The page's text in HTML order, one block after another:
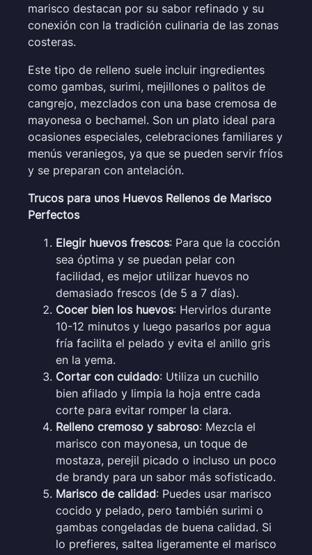
marisco destacan por su sabor refinado y su
conexión con la tradición culinaria de las zonas
costeras.
Este tipo de relleno suele incluir ingredientes
como gambas, surimi, mejillones o palitos de
cangrejo, mezclados con una base cremosa de
mayonesa o bechamel. Son un plato ideal para
ocasiones especiales, celebraciones familiares y
menús veraniegos, ya que se pueden servir fríos
y se preparan con antelación.
Trucos para unos Huevos Rellenos de Marisco
Perfectos
Elegir huevos frescos: Para que la cocción
sea óptima y se puedan pelar con
facilidad, es mejor utilizar huevos no
demasiado frescos (de 5 a 7 días).
Cocer bien los huevos: Hervirlos durante
10-12 minutos y luego pasarlos por agua
fría facilita el pelado y evita el anillo gris
en la yema.
Cortar con cuidado: Utiliza un cuchillo
bien afilado y limpia la hoja entre cada
corte para evitar romper la clara.
Relleno cremoso y sabroso: Mezcla el
marisco con mayonesa, un toque de
mostaza, perejil picado o incluso un poco
de brandy para un sabor más sofisticado.
Marisco de calidad: Puedes usar marisco
cocido y pelado, pero también surimi o
gambas congeladas de buena calidad. Si
lo prefieres, saltea ligeramente el marisco